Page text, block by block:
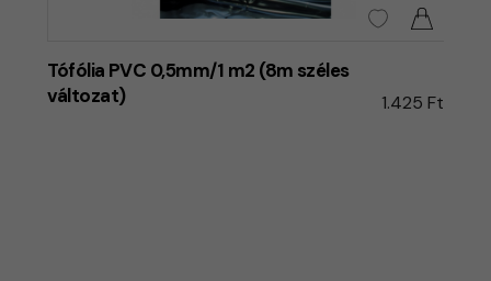
Tófólia PVC 0,5mm/1 m2 (8m széles
változat)
1.425 Ft